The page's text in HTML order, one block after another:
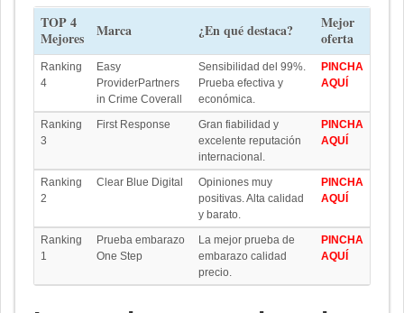
TOP 4
Mejores
Marca ¿En qué destaca?
Mejor
oferta
Ranking
4
Easy
ProviderPartners
in Crime Coverall
Sensibilidad del 99%.
Prueba efectiva y
económica.
PINCHA
AQUÍ
Ranking
3
First Response
Gran fiabilidad y
excelente reputación
internacional.
PINCHA
AQUÍ
Ranking
2
Clear Blue Digital
Opiniones muy
positivas. Alta calidad
y barato.
PINCHA
AQUÍ
Ranking
1
Prueba embarazo
One Step
La mejor prueba de
embarazo calidad
precio.
PINCHA
AQUÍ